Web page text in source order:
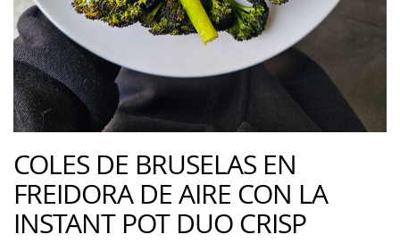
COLES DE BRUSELAS EN
FREIDORA DE AIRE CON LA
INSTANT POT DUO CRISP